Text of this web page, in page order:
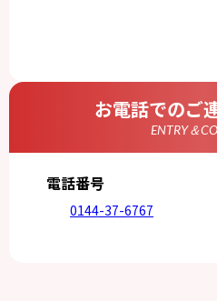
な期間、妥当な範囲内でこれ
応募者等の個人情報の取得、
について、個人情報の保護に
法令、及び本プライバシーポ
応募者等の個人情報を正確か
及び毀損から保護するため、
ます。
6. Cookieについて
本ウェブサイトでは、一部の
お電話でのご
ENTRY＆
電話番号
0144-37-6767